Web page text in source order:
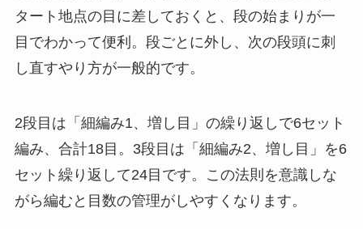
タート地点の目に差しておくと、段の始まりが一
目でわかって便利。段ごとに外し、次の段頭に刺
し直すやり方が一般的です。
2段目は「細編み1、増し目」の繰り返しで6セット
編み、合計18目。3段目は「細編み2、増し目」を6
セット繰り返して24目です。この法則を意識しな
がら編むと目数の管理がしやすくなります。